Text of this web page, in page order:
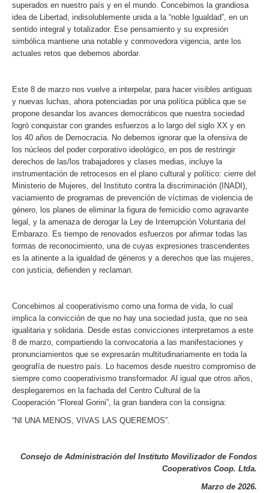
superados en nuestro país y en el mundo. Concebimos la grandiosa
idea de Libertad, indisolublemente unida a la “noble Igualdad”, en un
sentido integral y totalizador. Ese pensamiento y su expresión
simbólica mantiene una notable y conmovedora vigencia, ante los
actuales retos que debemos abordar.
Este 8 de marzo nos vuelve a interpelar, para hacer visibles antiguas
y nuevas luchas, ahora potenciadas por una política pública que se
propone desandar los avances democráticos que nuestra sociedad
logró conquistar con grandes esfuerzos a lo largo del siglo XX y en
los 40 años de Democracia. No debemos ignorar que la ofensiva de
los núcleos del poder corporativo ideológico, en pos de restringir
derechos de las/los trabajadores y clases medias, incluye la
instrumentación de retrocesos en el plano cultural y político: cierre del
Ministerio de Mujeres, del Instituto contra la discriminación (INADI),
vaciamiento de programas de prevención de víctimas de violencia de
género, los planes de eliminar la figura de femicidio como agravante
legal, y la amenaza de derogar la Ley de Interrupción Voluntaria del
Embarazo. Es tiempo de renovados esfuerzos por afirmar todas las
formas de reconocimiento, una de cuyas expresiones trascendentes
es la atinente a la igualdad de géneros y a derechos que las mujeres,
con justicia, defienden y reclaman.
Concebimos al cooperativismo como una forma de vida, lo cual
implica la convicción de que no hay una sociedad justa, que no sea
igualitaria y solidaria. Desde estas convicciones interpretamos a este
8 de marzo, compartiendo la convocatoria a las manifestaciones y
pronunciamientos que se expresarán multitudinariamente en toda la
geografía de nuestro país. Lo hacemos desde nuestro compromiso de
siempre como cooperativismo transformador. Al igual que otros años,
desplegaremos en la fachada del Centro Cultural de la
Cooperación “Floreal Gorini”, la gran bandera con la consigna:
“NI UNA MENOS, VIVAS LAS QUEREMOS”.
Consejo de Administración del Instituto Movilizador de Fondos
Cooperativos Coop. Ltda.
Marzo de 2026.